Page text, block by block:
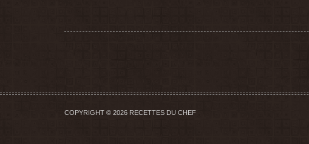
COPYRIGHT © 2026 RECETTES DU CHEF